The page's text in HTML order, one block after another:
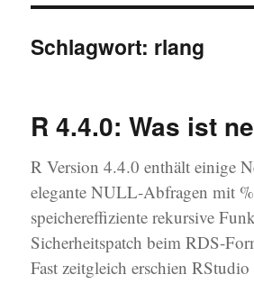
Schlagwort: rlang
R 4.4.0: Was ist
R Version 4.4.0 enthält einige
elegante NULL-Abfragen mit
speichereffiziente rekursive
Sicherheitspatch beim RDS-
Fast zeitgleich erschien